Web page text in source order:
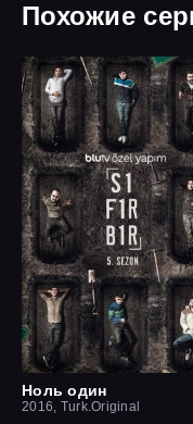
Похожие
Ноль один
2016, Turk.Original